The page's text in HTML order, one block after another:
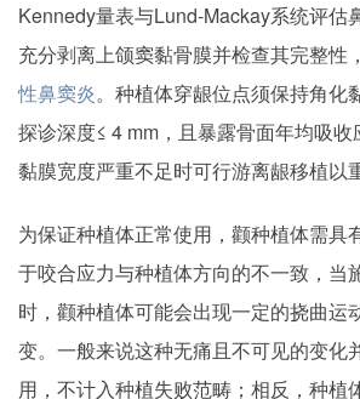
Kennedy量表与Lund-Mackay系统评估
充分剥离上颌窦黏骨膜并检查其完整性
性鼻窦炎。种植体穿龈位点须保持角化
探诊深度≤ 4 mm，且暴露骨面年均吸
黏膜宽度严重不足时可行游离龈移植以
为保证种植体正常使用，颧种植体需具
于咬合应力与种植体方向的不一致，当
时，颧种植体可能会出现一定的挠曲运
变。一般来说这种无痛且不可见的变化
用，不计入种植失败范畴；相反，种植